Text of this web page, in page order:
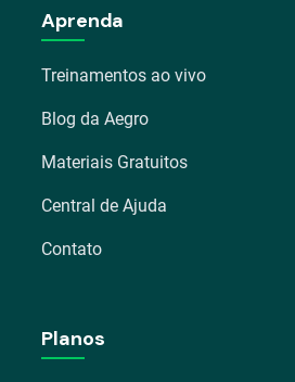
Aprenda
Treinamentos ao vivo
Blog da Aegro
Materiais Gratuitos
Central de Ajuda
Contato
Planos